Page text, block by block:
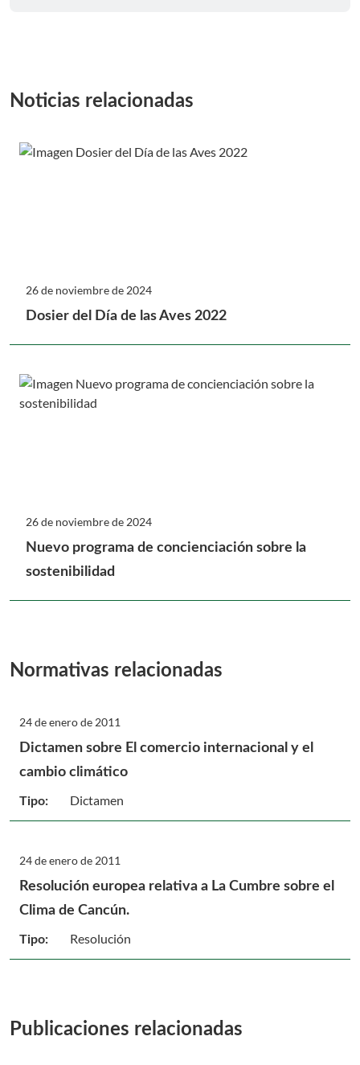
Noticias relacionadas
26 de noviembre de 2024
Dosier del Día de las Aves 2022
26 de noviembre de 2024
Nuevo programa de concienciación sobre la
sostenibilidad
Normativas relacionadas
24 de enero de 2011
Dictamen sobre El comercio internacional y el
cambio climático
Tipo: Dictamen
24 de enero de 2011
Resolución europea relativa a La Cumbre sobre el
Clima de Cancún.
Tipo: Resolución
Publicaciones relacionadas